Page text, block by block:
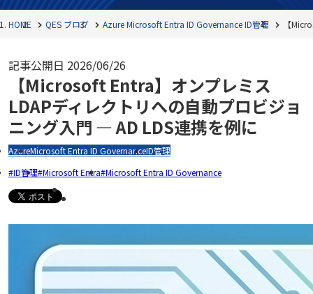
HOME QES ブログ AzureMicrosoft Entra ID GovernanceID管理 【
記事公開日 2026/06/26
【Microsoft Entra】オンプレミス
LDAPディレクトリへの自動プロビジョ
ニング入門 ― AD LDS連携を例に
AzureMicrosoft Entra ID GovernanceID管理
ID管理 Microsoft Entra Microsoft Entra ID Governance